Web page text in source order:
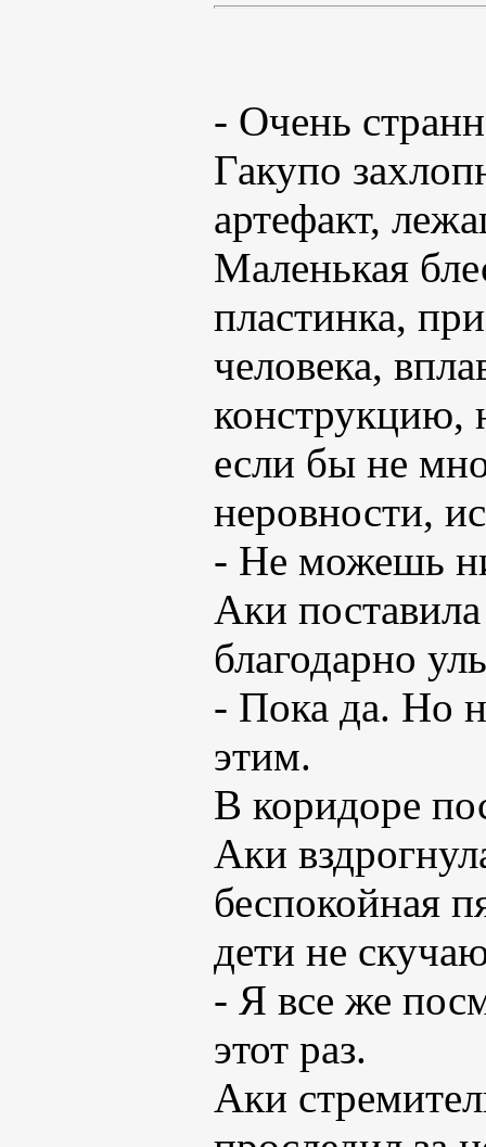
- Очень
Гакупо
артефакт,
Маленькая
пластинка,
человека,
если бы не
неровности,
- Не можешь
Аки
благодарно
- Пока да. Но
этим.
В коридоре
Аки
беспокойная
дети не
- Я все же
этот раз.
Аки